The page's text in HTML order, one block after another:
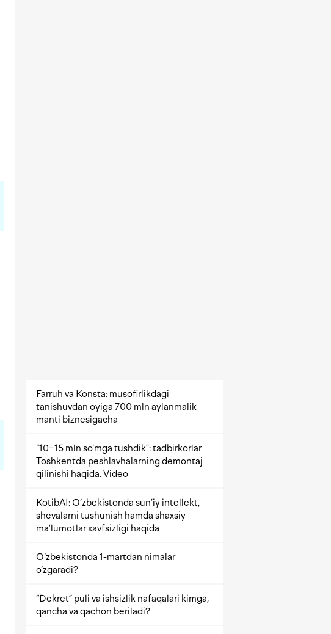
Farruh va Konsta: musofirlikdagi
tanishuvdan oyiga 700 mln aylanmalik
manti biznesigacha
“10−15 mln so‘mga tushdik”: tadbirkorlar
Toshkentda peshlavhalarning demontaj
qilinishi haqida. Video
KotibAI: O‘zbekistonda sun’iy intellekt,
shevalarni tushunish hamda shaxsiy
ma’lumotlar xavfsizligi haqida
O‘zbekistonda 1-martdan nimalar
o‘zgaradi?
“Dekret” puli va ishsizlik nafaqalari kimga,
qancha va qachon beriladi?